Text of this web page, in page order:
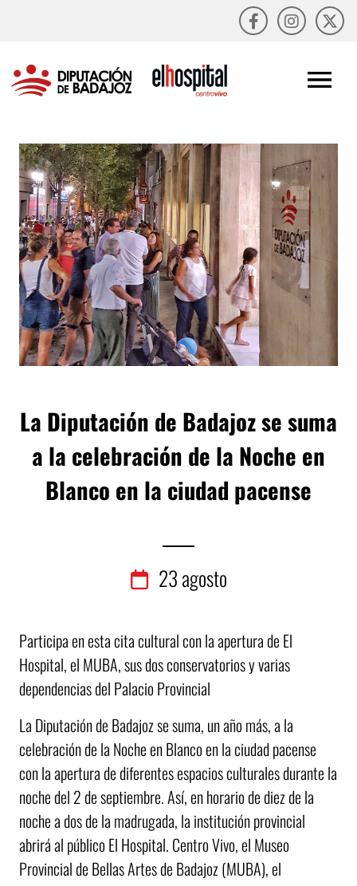
La Diputación de Badajoz se suma
a la celebración de la Noche en
Blanco en la ciudad pacense
23agosto
Participa en esta cita cultural con la apertura de El
Hospital, el MUBA, sus dos conservatorios y varias
dependencias del Palacio Provincial
La Diputación de Badajoz se suma, un año más, a la
celebración de la Noche en Blanco en la ciudad pacense
con la apertura de diferentes espacios culturales durante la
noche del 2 de septiembre. Así, en horario de diez de la
noche a dos de la madrugada, la institución provincial
abrirá al público El Hospital. Centro Vivo, el Museo
Provincial de Bellas Artes de Badajoz (MUBA), el